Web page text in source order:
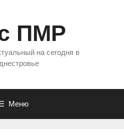
ПМР
на сегодня в
Меню